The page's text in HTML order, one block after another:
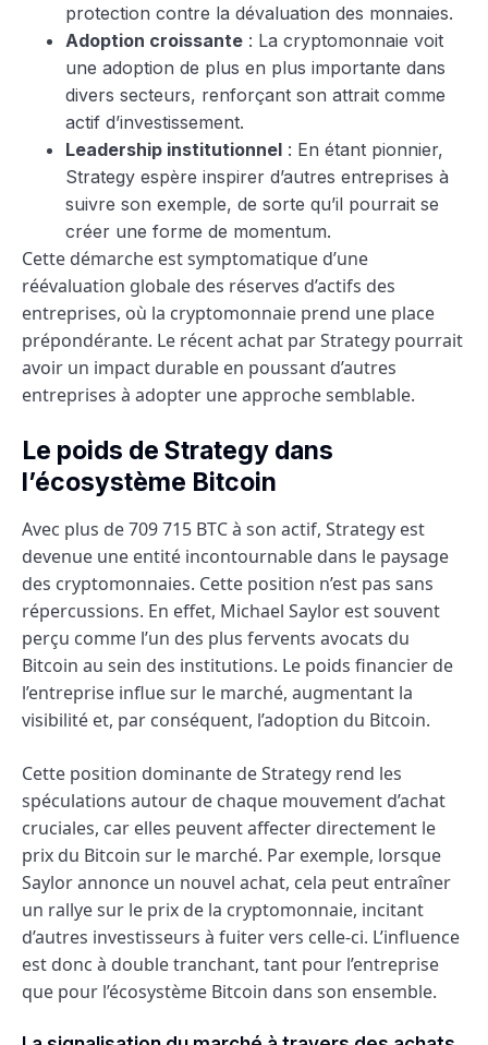
protection contre la dévaluation des monnaies.
Adoption croissante : La cryptomonnaie voit
une adoption de plus en plus importante dans
divers secteurs, renforçant son attrait comme
actif d’investissement.
Leadership institutionnel : En étant pionnier,
Strategy espère inspirer d’autres entreprises à
suivre son exemple, de sorte qu’il pourrait se
créer une forme de momentum.
Cette démarche est symptomatique d’une
réévaluation globale des réserves d’actifs des
entreprises, où la cryptomonnaie prend une place
prépondérante. Le récent achat par Strategy pourrait
avoir un impact durable en poussant d’autres
entreprises à adopter une approche semblable.
Le poids de Strategy dans
l’écosystème Bitcoin
Avec plus de 709 715 BTC à son actif, Strategy est
devenue une entité incontournable dans le paysage
des cryptomonnaies. Cette position n’est pas sans
répercussions. En effet, Michael Saylor est souvent
perçu comme l’un des plus fervents avocats du
Bitcoin au sein des institutions. Le poids financier de
l’entreprise influe sur le marché, augmentant la
visibilité et, par conséquent, l’adoption du Bitcoin.
Cette position dominante de Strategy rend les
spéculations autour de chaque mouvement d’achat
cruciales, car elles peuvent affecter directement le
prix du Bitcoin sur le marché. Par exemple, lorsque
Saylor annonce un nouvel achat, cela peut entraîner
un rallye sur le prix de la cryptomonnaie, incitant
d’autres investisseurs à fuiter vers celle-ci. L’influence
est donc à double tranchant, tant pour l’entreprise
que pour l’écosystème Bitcoin dans son ensemble.